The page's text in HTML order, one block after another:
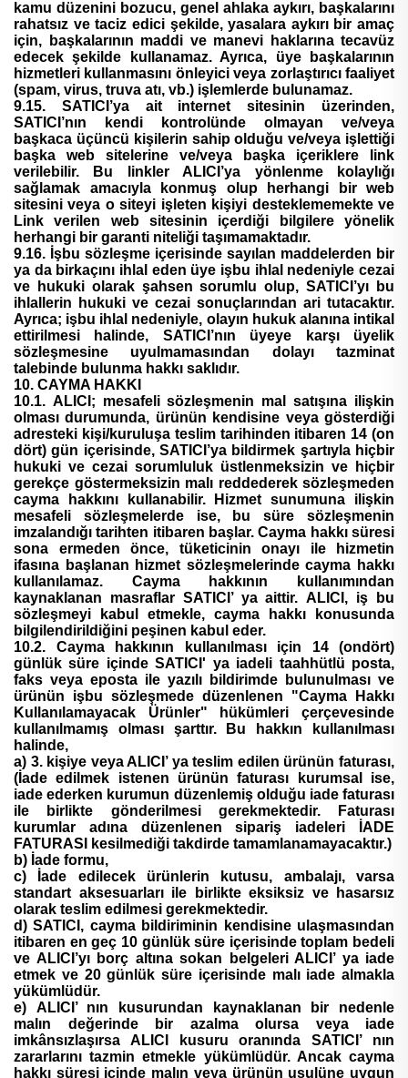
kamu düzenini bozucu, genel ahlaka aykırı, başkalarını
rahatsız ve taciz edici şekilde, yasalara aykırı bir amaç
için, başkalarının maddi ve manevi haklarına tecavüz
edecek şekilde kullanamaz. Ayrıca, üye başkalarının
hizmetleri kullanmasını önleyici veya zorlaştırıcı faaliyet
(spam, virus, truva atı, vb.) işlemlerde bulunamaz.
9.15. SATICI’ya ait internet sitesinin üzerinden,
SATICI’nın kendi kontrolünde olmayan ve/veya
başkaca üçüncü kişilerin sahip olduğu ve/veya işlettiği
başka web sitelerine ve/veya başka içeriklere link
verilebilir. Bu linkler ALICI’ya yönlenme kolaylığı
sağlamak amacıyla konmuş olup herhangi bir web
sitesini veya o siteyi işleten kişiyi desteklememekte ve
Link verilen web sitesinin içerdiği bilgilere yönelik
herhangi bir garanti niteliği taşımamaktadır.
9.16. İşbu sözleşme içerisinde sayılan maddelerden bir
ya da birkaçını ihlal eden üye işbu ihlal nedeniyle cezai
ve hukuki olarak şahsen sorumlu olup, SATICI’yı bu
ihlallerin hukuki ve cezai sonuçlarından ari tutacaktır.
Ayrıca; işbu ihlal nedeniyle, olayın hukuk alanına intikal
ettirilmesi halinde, SATICI’nın üyeye karşı üyelik
sözleşmesine uyulmamasından dolayı tazminat
talebinde bulunma hakkı saklıdır.
10. CAYMA HAKKI
10.1. ALICI; mesafeli sözleşmenin mal satışına ilişkin
olması durumunda, ürünün kendisine veya gösterdiği
adresteki kişi/kuruluşa teslim tarihinden itibaren 14 (on
dört) gün içerisinde, SATICI’ya bildirmek şartıyla hiçbir
hukuki ve cezai sorumluluk üstlenmeksizin ve hiçbir
gerekçe göstermeksizin malı reddederek sözleşmeden
cayma hakkını kullanabilir. Hizmet sunumuna ilişkin
mesafeli sözleşmelerde ise, bu süre sözleşmenin
imzalandığı tarihten itibaren başlar. Cayma hakkı süresi
sona ermeden önce, tüketicinin onayı ile hizmetin
ifasına başlanan hizmet sözleşmelerinde cayma hakkı
kullanılamaz. Cayma hakkının kullanımından
kaynaklanan masraflar SATICI’ ya aittir. ALICI, iş bu
sözleşmeyi kabul etmekle, cayma hakkı konusunda
bilgilendirildiğini peşinen kabul eder.
10.2. Cayma hakkının kullanılması için 14 (ondört)
günlük süre içinde SATICI' ya iadeli taahhütlü posta,
faks veya eposta ile yazılı bildirimde bulunulması ve
ürünün işbu sözleşmede düzenlenen "Cayma Hakkı
Kullanılamayacak Ürünler" hükümleri çerçevesinde
kullanılmamış olması şarttır. Bu hakkın kullanılması
halinde,
a) 3. kişiye veya ALICI’ ya teslim edilen ürünün faturası,
(İade edilmek istenen ürünün faturası kurumsal ise,
iade ederken kurumun düzenlemiş olduğu iade faturası
ile birlikte gönderilmesi gerekmektedir. Faturası
kurumlar adına düzenlenen sipariş iadeleri İADE
FATURASI kesilmediği takdirde tamamlanamayacaktır.)
b) İade formu,
c) İade edilecek ürünlerin kutusu, ambalajı, varsa
standart aksesuarları ile birlikte eksiksiz ve hasarsız
olarak teslim edilmesi gerekmektedir.
d) SATICI, cayma bildiriminin kendisine ulaşmasından
itibaren en geç 10 günlük süre içerisinde toplam bedeli
ve ALICI’yı borç altına sokan belgeleri ALICI’ ya iade
etmek ve 20 günlük süre içerisinde malı iade almakla
yükümlüdür.
e) ALICI’ nın kusurundan kaynaklanan bir nedenle
malın değerinde bir azalma olursa veya iade
imkânsızlaşırsa ALICI kusuru oranında SATICI’ nın
zararlarını tazmin etmekle yükümlüdür. Ancak cayma
hakkı süresi içinde malın veya ürünün usulüne uygun